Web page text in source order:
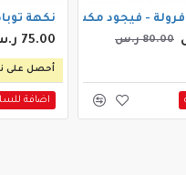
- فيجود مكس ستروبيري ابل
80.00 ر.س
نكهة
75.00 ر.س
أحصل على
اضافة